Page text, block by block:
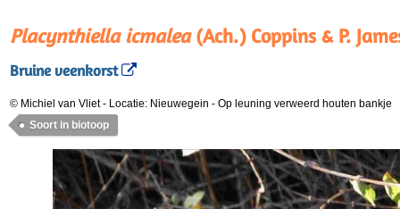
Placynthiella icmalea(Ach.) Coppins & P.
Bruine veenkorst
© Michiel van Vliet- Locatie: Nieuwegein - Op leuning verweerd houten bankje
Soort in biotoop